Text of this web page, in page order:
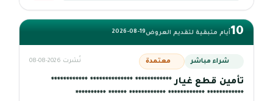
10أيام متبقية لتقديم العروض2026-08-19
شراء مباشر معتمدة نُشرت 2026-08-08
تأمين قطع غيار ************ ************** ************
************ ************ ************ ****** **********